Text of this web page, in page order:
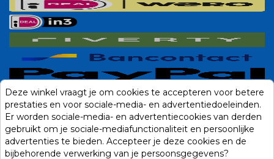
Deze winkel vraagt je om cookies te accepteren voor betere
prestaties en voor sociale-media- en advertentiedoeleinden.
Er worden sociale-media- en advertentiecookies van derden
gebruikt om je sociale-mediafunctionaliteit en persoonlijke
advertenties te bieden. Accepteer je deze cookies en de
bijbehorende verwerking van je persoonsgegevens?